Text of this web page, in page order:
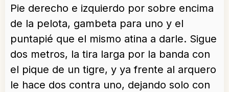
Pie derecho e izquierdo por sobre encima
de la pelota, gambeta para uno y el
puntapié que el mismo atina a darle. Sigue
dos metros, la tira larga por la banda con
el pique de un tigre, y ya frente al arquero
le hace dos contra uno, dejando solo con